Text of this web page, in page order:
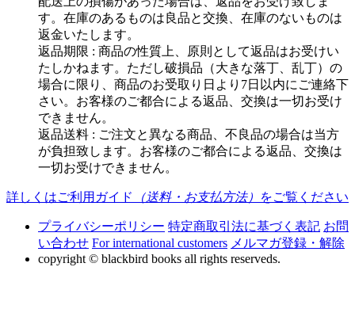
す。在庫のあるものは良品と交換、在庫のないものは
返金いたします。
返品期限 : 商品の性質上、原則として返品はお受けい
たしかねます。ただし破損品（大きな落丁、乱丁）の
場合に限り、商品のお受取り日より7日以内にご連絡下
さい。お客様のご都合による返品、交換は一切お受け
できません。
返品送料 : ご注文と異なる商品、不良品の場合は当方
が負担致します。お客様のご都合による返品、交換は
一切お受けできません。
詳しくはご利用ガイド （送料・お支払方法） をご覧ください
プライバシーポリシー 特定商取引法に基づく表記 お問
い合わせ For international customers メルマガ登録・解除
copyright © blackbird books all rights reserveds.